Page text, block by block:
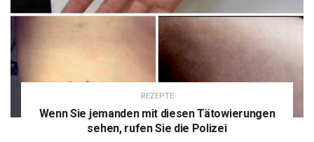
REZEPTE
Wenn Sie jemanden mit diesen Tätowierungen
sehen, rufen Sie die Polizei